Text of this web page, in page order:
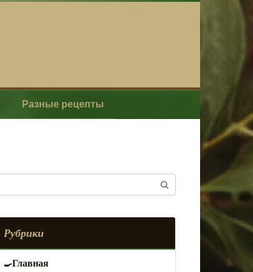
Разные рецепты
Рубрики
Главная